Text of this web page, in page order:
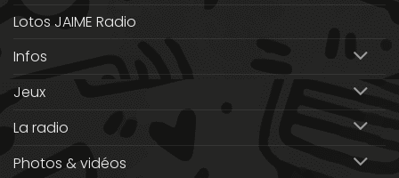
Lotos JAIME Radio
Infos
Jeux
La radio
Photos & vidéos